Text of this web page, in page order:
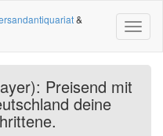
&
Preisend mit
deine